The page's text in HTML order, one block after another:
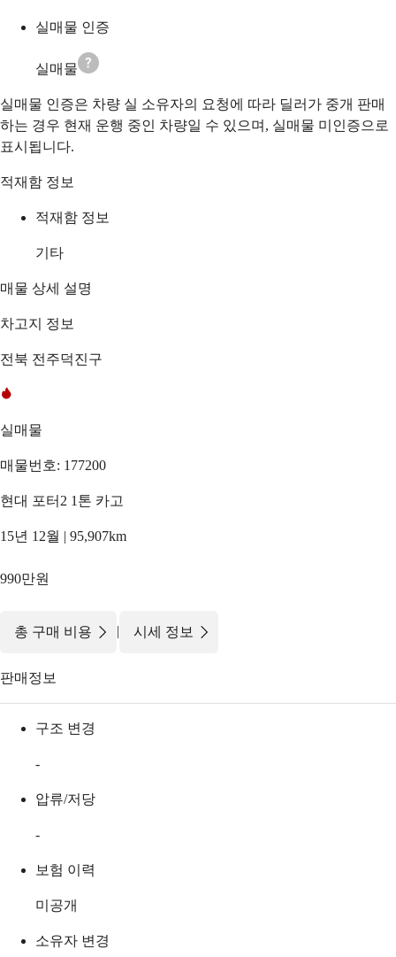
실매물 인증
실매물
실매물 인증은 차량 실 소유자의 요청에 따라 딜러가 중개 판매
하는 경우 현재 운행 중인 차량일 수 있으며, 실매물 미인증으로
표시됩니다.
적재함 정보
적재함 정보
기타
매물 상세 설명
차고지 정보
전북 전주덕진구
실매물
매물번호: 177200
현대 포터2 1톤 카고
15년 12월 | 95,907km
990만원
총 구매 비용 | 시세 정보
판매정보
구조 변경
-
압류/저당
-
보험 이력
미공개
소유자 변경